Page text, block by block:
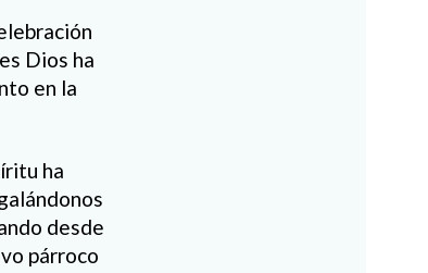
Dios ha
en la
ha
desde
párroco